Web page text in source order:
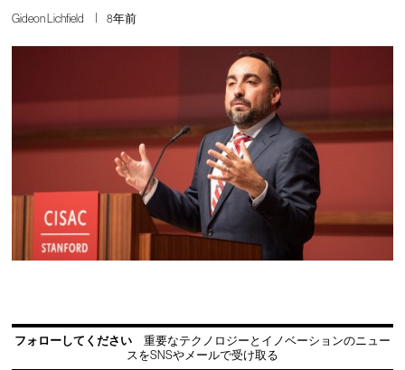
Gideon Lichfield 8年前
フォローしてください
重要なテクノロジーとイノベーションのニュー
スをSNSやメールで受け取る